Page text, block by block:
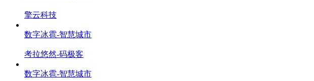
擎云科技
数字冰雹-智慧城市
考拉悠然-码极客
数字冰雹-智慧城市